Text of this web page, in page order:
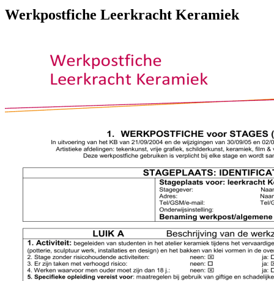
Werkpostfiche Leerkracht Keramiek